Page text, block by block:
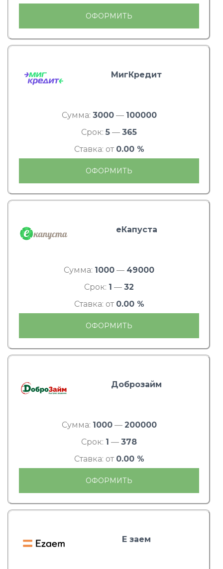
ОФОРМИТЬ
МигКредит
Сумма: 3000— 100000
Срок: 5 — 365
Ставка: от 0.00 %
ОФОРМИТЬ
еКапуста
Сумма: 1000 — 49000
Срок: 1 — 32
Ставка: от 0.00 %
ОФОРМИТЬ
Доброзайм
Сумма: 1000— 200000
Срок: 1 — 378
Ставка: от 0.00 %
ОФОРМИТЬ
Е заем